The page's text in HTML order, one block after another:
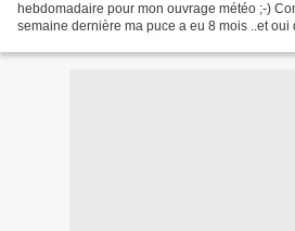
hebdomadaire pour mon ouvrage météo ;-)
semaine dernière ma puce a eu 8 mois ..et oui